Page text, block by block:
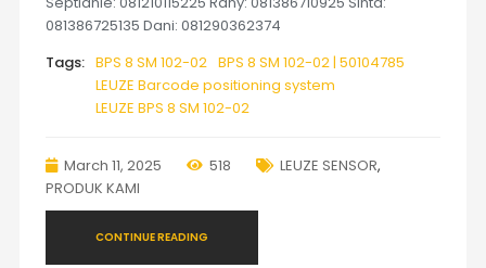
081386725135 Dani: 081290362374
Tags: BPS 8 SM 102-02 BPS 8 SM 102-02 | 50104785
LEUZE Barcode positioning system
LEUZE BPS 8 SM 102-02
March 11, 2025 518 LEUZE SENSOR,
PRODUK KAMI
CONTINUE READING